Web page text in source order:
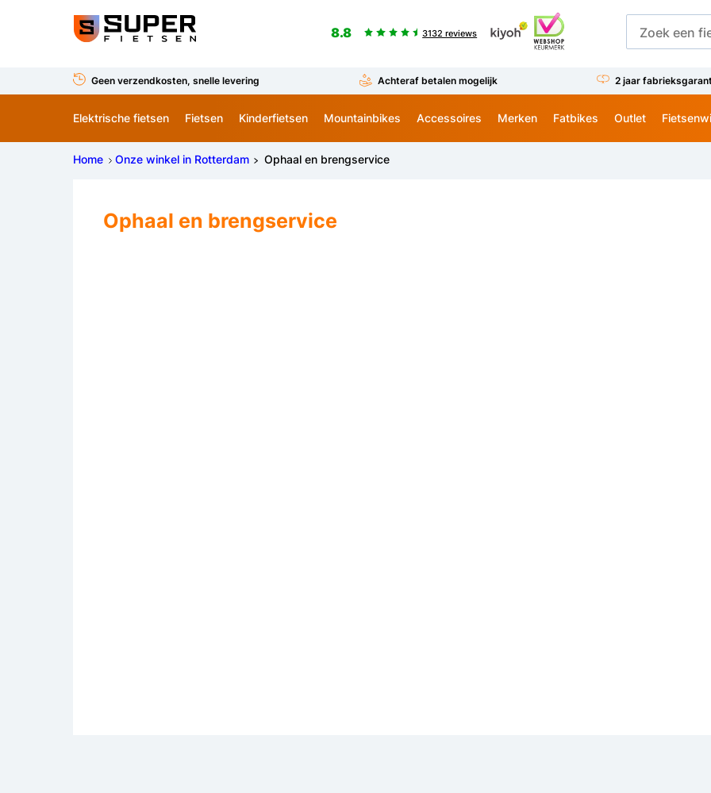
8.8 3132 reviews
Geen verzendkosten, snelle levering Achteraf betalen mogelijk 2 jaar
Elektrische fietsen Fietsen Kinderfietsen Mountainbikes Accessoires Merken Fatbikes Outlet
Home Onze winkel in Rotterdam Ophaal en brengservice
Ophaal en brengservice